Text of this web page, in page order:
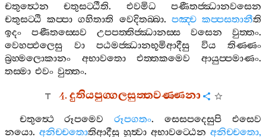
චතුත්‍ථෙන
චතුසට‍්ඨීති. එවමිධ
පණීතජ‍්ඣානවසෙන
චතුසට‍්ඨි කප‍්පා ගහිතාති වෙදිතබ‍්බා. පඤ‍්ච කප‍්පසතානීති
ඉදං
පණීතස‍්සෙව උපපත‍්තිජ‍්ඣානස‍්ස වසෙන වුත‍්තං.
වෙහප‍්ඵලෙසු
වා පඨමජ‍්ඣානභූමිආදීසු විය
තිණ‍්ණං
බ්‍රහ‍්මලොකානං
අභාවතො එත‍්තකමෙව ආයුප‍්පමාණං.
තස‍්මා එවං වුත‍්තං.
4.දුතියපුග‍්ගලසුත‍්තවණ‍්ණනා
චතුත්‍ථෙ රූපමෙව රූපගතං.සෙසපදෙසුපි
එසෙව
නයො. අනිච‍්චතොතිආදීසු හුත්‍වා අභාවට‍්ඨෙන අනිච‍්චතො,